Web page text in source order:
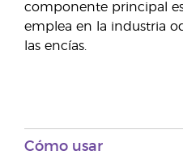
componente principal
emplea en la industria
las encías.
Cómo usar